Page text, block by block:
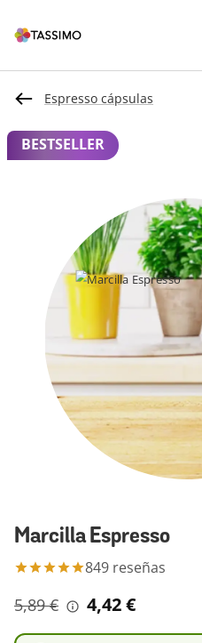
Espresso cápsulas
BESTSELLER
Marcilla Espresso
849 reseñas
5,89 € 4,42 €